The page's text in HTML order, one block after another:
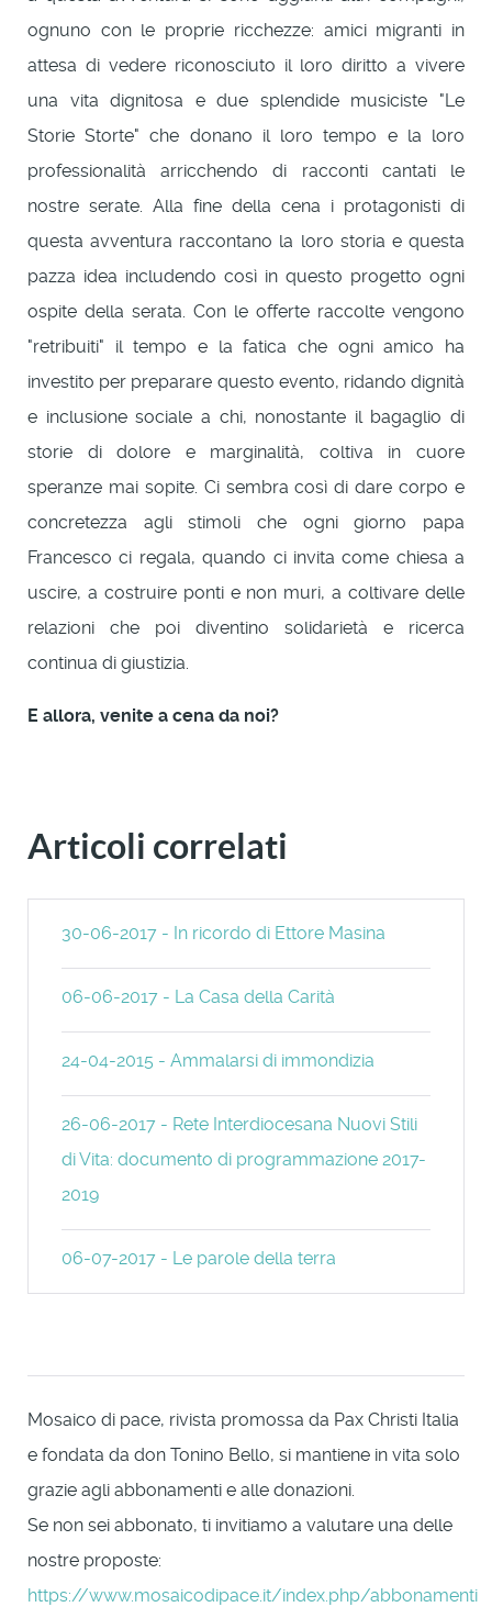
ognuno con le proprie ricchezze: amici migranti in
attesa di vedere riconosciuto il loro diritto a vivere
una vita dignitosa e due splendide musiciste "Le
Storie Storte" che donano il loro tempo e la loro
professionalità arricchendo di racconti cantati le
nostre serate. Alla fine della cena i protagonisti di
questa avventura raccontano la loro storia e questa
pazza idea includendo così in questo progetto ogni
ospite della serata. Con le offerte raccolte vengono
"retribuiti" il tempo e la fatica che ogni amico ha
investito per preparare questo evento, ridando dignità
e inclusione sociale a chi, nonostante il bagaglio di
storie di dolore e marginalità, coltiva in cuore
speranze mai sopite. Ci sembra così di dare corpo e
concretezza agli stimoli che ogni giorno papa
Francesco ci regala, quando ci invita come chiesa a
uscire, a costruire ponti e non muri, a coltivare delle
relazioni che poi diventino solidarietà e ricerca
continua di giustizia.
E allora, venite a cena da noi?
Articoli correlati
30-06-2017 - In ricordo di Ettore Masina
06-06-2017 - La Casa della Carità
24-04-2015 - Ammalarsi di immondizia
26-06-2017 - Rete Interdiocesana Nuovi Stili
di Vita: documento di programmazione 2017-
2019
06-07-2017 - Le parole della terra
Mosaico di pace, rivista promossa da Pax Christi Italia
e fondata da don Tonino Bello, si mantiene in vita solo
grazie agli abbonamenti e alle donazioni.
Se non sei abbonato, ti invitiamo a valutare una delle
nostre proposte:
https://www.mosaicodipace.it/index.php/abbonamenti